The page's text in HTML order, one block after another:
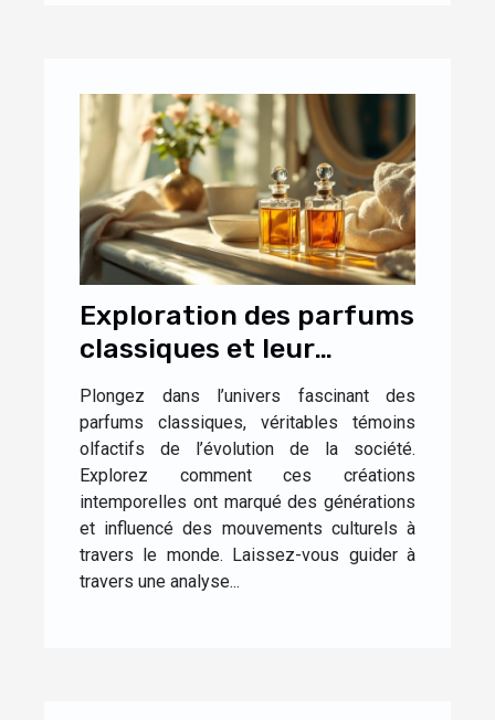
Exploration des parfums
classiques et leur
impact culturel
Plongez dans l’univers fascinant des
parfums classiques, véritables témoins
olfactifs de l’évolution de la société.
Explorez comment ces créations
intemporelles ont marqué des générations
et influencé des mouvements culturels à
travers le monde. Laissez-vous guider à
travers une analyse...